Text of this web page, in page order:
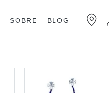
Brincos
SOBRE BLOG